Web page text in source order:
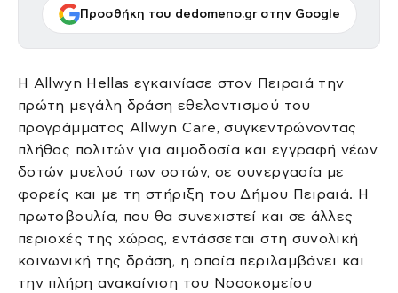
Προσθήκη του dedomeno.gr στην Google
Η Allwyn Hellas εγκαινίασε στον Πειραιά την
πρώτη μεγάλη δράση εθελοντισμού του
προγράμματος Allwyn Care, συγκεντρώνοντας
πλήθος πολιτών για αιμοδοσία και εγγραφή νέων
δοτών μυελού των οστών, σε συνεργασία με
φορείς και με τη στήριξη του Δήμου Πειραιά. Η
πρωτοβουλία, που θα συνεχιστεί και σε άλλες
περιοχές της χώρας, εντάσσεται στη συνολική
κοινωνική της δράση, η οποία περιλαμβάνει και
την πλήρη ανακαίνιση του Νοσοκομείου